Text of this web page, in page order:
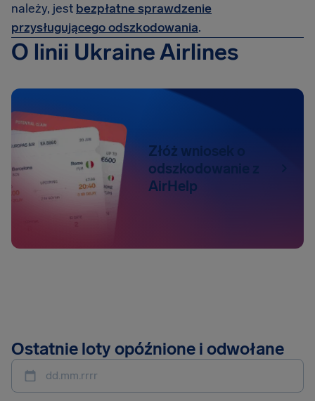
należy, jest bezpłatne sprawdzenie
przysługującego odszkodowania.
O linii Ukraine Airlines
Złóż wniosek o
odszkodowanie z
AirHelp
Ostatnie loty opóźnione i odwołane
dd.mm.rrrr